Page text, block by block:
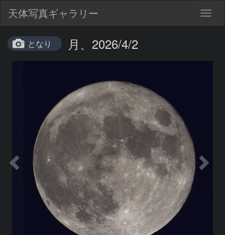
天体写真ギャラリー
となり 月、2026/4/2